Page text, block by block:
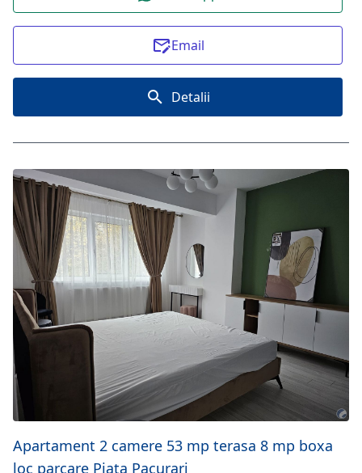
Email
Detalii
Apartament 2 camere 53 mp terasa 8 mp boxa
loc parcare Piata Pacurari